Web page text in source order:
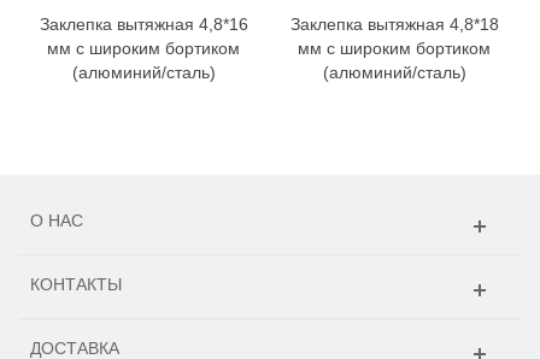
Заклепка вытяжная 4,8*16
мм с широким бортиком
(алюминий/сталь)
Заклепка вытяжная 4,8*18
мм с широким бортиком
(алюминий/сталь)
О НАС
КОНТАКТЫ
ДОСТАВКА